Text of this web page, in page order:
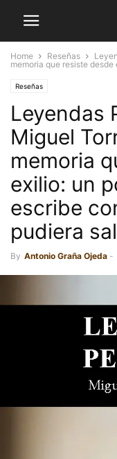
Home Reseñas
memoria que resiste desde
Reseñas
Leyendas
Miguel
memoria
exilio: un
escribe
pudiera
By Antonio Graña Ojeda -